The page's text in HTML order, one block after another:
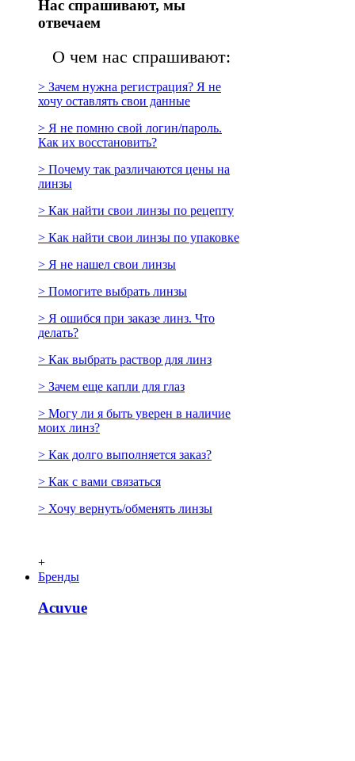
Нас спрашивают, мы
отвечаем
О чем нас спрашивают:
> Зачем нужна регистрация? Я не
хочу оставлять свои данные
> Я не помню свой логин/пароль.
Как их восстановить?
> Почему так различаются цены на
линзы
> Как найти свои линзы по рецепту
> Как найти свои линзы по упаковке
> Я не нашел свои линзы
> Помогите выбрать линзы
> Я ошибся при заказе линз. Что
делать?
> Как выбрать раствор для линз
> Зачем еще капли для глаз
> Могу ли я быть уверен в наличие
моих линз?
> Как долго выполняется заказ?
> Как с вами связаться
> Хочу вернуть/обменять линзы
+
Бренды
Acuvue